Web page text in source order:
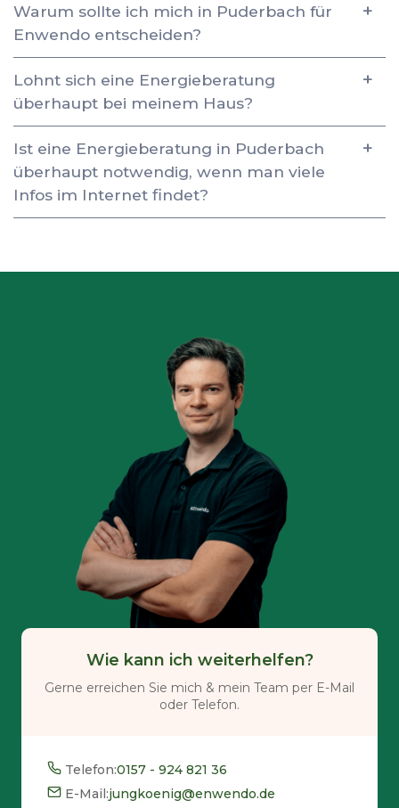
Warum sollte ich mich in Puderbach für
Enwendo entscheiden?
Lohnt sich eine Energieberatung
überhaupt bei meinem Haus?
Ist eine Energieberatung in Puderbach
überhaupt notwendig, wenn man viele
Infos im Internet findet?
Wie kann ich weiterhelfen?
Gerne erreichen Sie mich & mein Team per E-Mail
oder Telefon.
Telefon:0157 - 924 821 36
E-Mail:jungkoenig@enwendo.de